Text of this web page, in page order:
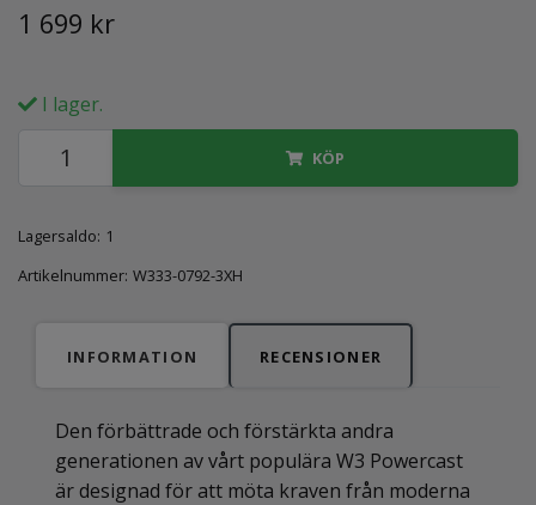
1 699 kr
I lager.
KÖP
Lagersaldo: 1
Artikelnummer: W333-0792-3XH
INFORMATION RECENSIONER
Den förbättrade och förstärkta andra
generationen av vårt populära W3 Powercast
är designad för att möta kraven från moderna